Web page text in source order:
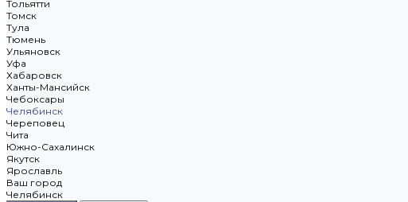
Тольятти
Томск
Тула
Тюмень
Ульяновск
Уфа
Хабаровск
Ханты-Мансийск
Чебоксары
Челябинск
Череповец
Чита
Южно-Сахалинск
Якутск
Ярославль
Ваш город
Челябинск